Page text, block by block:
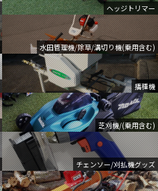
ヘッジトリマー
水田管理機/除草/溝切り機(乗用含む)
播種機
芝刈機/(乗用含む)
チェンソー/刈払機グッズ